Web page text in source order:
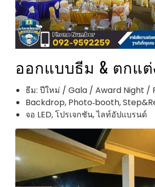
ออกแบบธีม & ตกแต่
ธีม: ปีใหม่ / Gala / Award Night /
Backdrop, Photo‑booth,
จอ LED, โปรเจกชัน, ไลท์อัปแบรนด์